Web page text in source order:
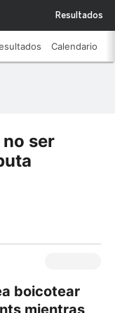
Resultados
Calendario
ser
boicotear
mientras